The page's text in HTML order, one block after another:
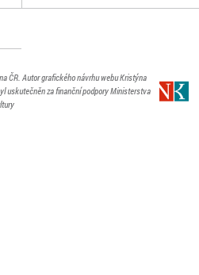
ČR. Autor grafického návrhu webu Kristýna
uskutečněn za finanční podpory Ministerstva